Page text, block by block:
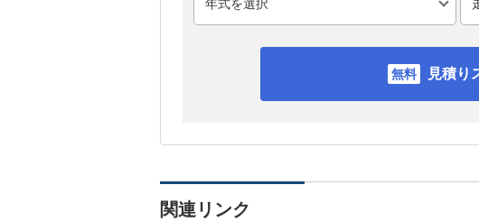
見積り
関連リンク